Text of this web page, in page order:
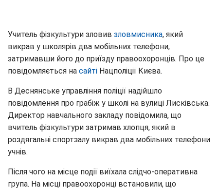
Учитель фізкультури зловив зловмисника, який
викрав у школярів два мобільних телефони,
затримавши його до приїзду правоохоронців. Про це
повідомляється на сайті Нацполіції Києва.
В Деснянське управління поліції надійшло
повідомлення про грабіж у школі на вулиці Лисківська.
Директор навчального закладу повідомила, що
вчитель фізкультури затримав хлопця, який в
роздягальні спортзалу викрав два мобільних телефони
учнів.
Після чого на місце події виїхала слідчо-оперативна
група. На місці правоохоронці встановили, що